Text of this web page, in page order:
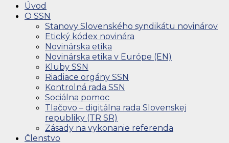
Úvod
O SSN
Stanovy Slovenského syndikátu novinárov
Etický kódex novinára
Novinárska etika
Novinárska etika v Európe (EN)
Kluby SSN
Riadiace orgány SSN
Kontrolná rada SSN
Sociálna pomoc
Tlačovo – digitálna rada Slovenskej
republiky (TR SR)
Zásady na vykonanie referenda
Členstvo